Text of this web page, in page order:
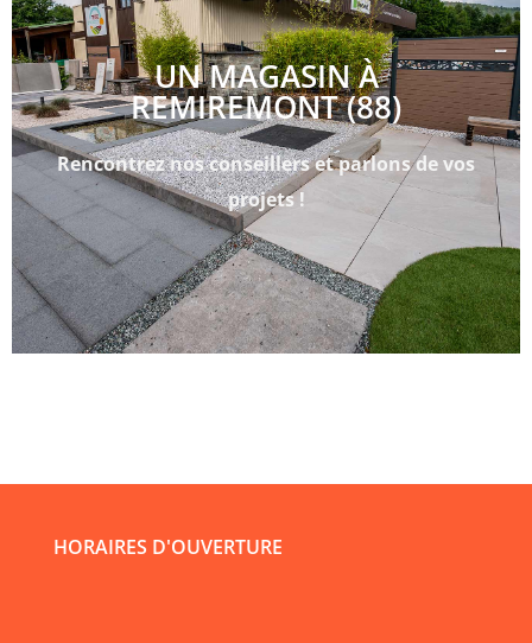
UN MAGASIN À
REMIREMONT (88)
Rencontrez nos conseillers et parlons de vos
projets !
HORAIRES D'OUVERTURE